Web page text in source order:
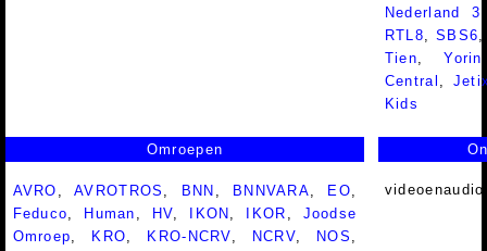
Nederland
RTL8,SBS6
Tien,Yorin
Central ,
Kids
Omroepen
AVRO ,AVROTROS , BNN , BNNVARA, EO,
Feduco, Human , HV, IKON , IKOR , Joodse
Omroep, KRO, KRO-NCRV, NCRV, NOS ,